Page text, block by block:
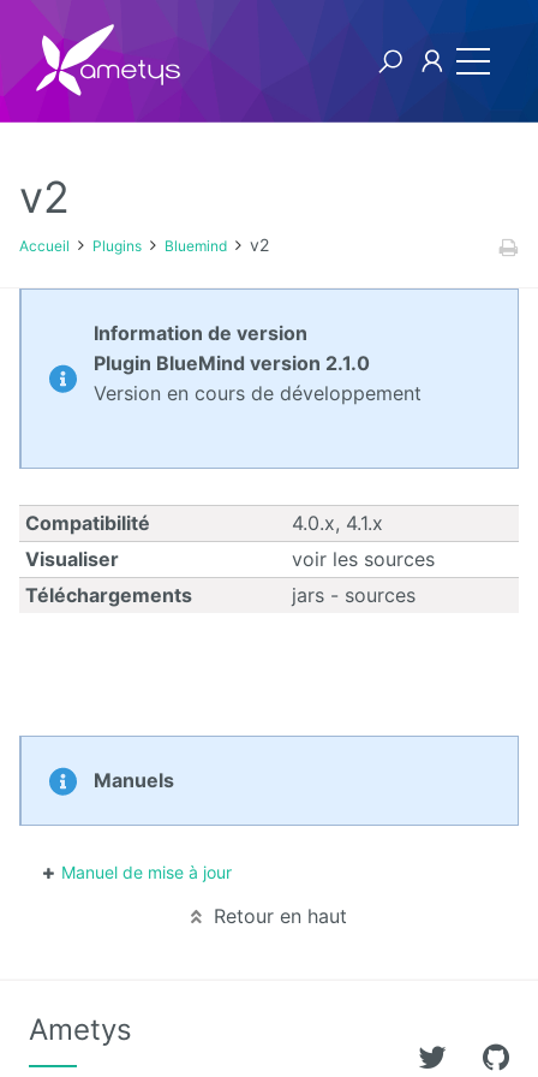
Plugins
AI
NTLM
BPM
Calendar
Ads
Content
Datasources
v2
Accueil Plugins Bluemind v2
Information de version
Plugin BlueMind version 2.1.0
Version en cours de développement
Compatibilité
4.0.x, 4.1.x
Visualiser
voir les sources
Téléchargements
jars - sources
Manuels
Manuel de mise à jour
Retour en haut
Ametys